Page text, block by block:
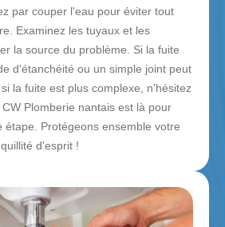
par couper l'eau pour éviter tout
Examinez les tuyaux et les
la source du problème. Si la fuite
d'étanchéité ou un simple joint peut
la fuite est plus complexe, n'hésitez
Plomberie nantais est là pour
étape. Protégeons ensemble votre
d'esprit !